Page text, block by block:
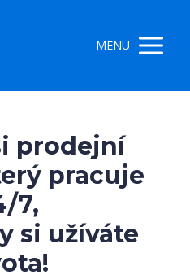
MENU
prodejní
pracuje
7,
si užíváte